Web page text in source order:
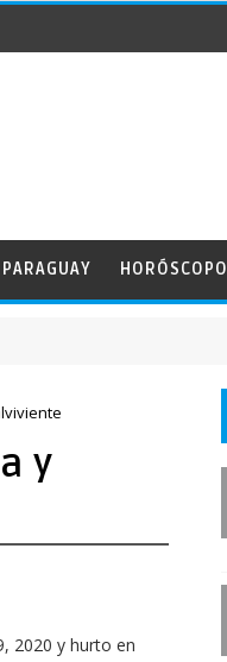
HORÓSCOPO
y
2020 y hurto en